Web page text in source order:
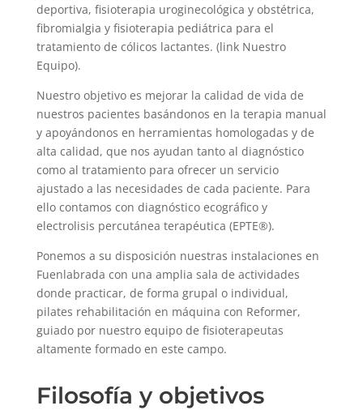
deportiva, fisioterapia uroginecológica y obstétrica,
fibromialgia y fisioterapia pediátrica para el
tratamiento de cólicos lactantes. (link Nuestro
Equipo).
Nuestro objetivo es mejorar la calidad de vida de
nuestros pacientes basándonos en la terapia manual
y apoyándonos en herramientas homologadas y de
alta calidad, que nos ayudan tanto al diagnóstico
como al tratamiento para ofrecer un servicio
ajustado a las necesidades de cada paciente. Para
ello contamos con diagnóstico ecográfico y
electrolisis percutánea terapéutica (EPTE®).
Ponemos a su disposición nuestras instalaciones en
Fuenlabrada con una amplia sala de actividades
donde practicar, de forma grupal o individual,
pilates rehabilitación en máquina con Reformer,
guiado por nuestro equipo de fisioterapeutas
altamente formado en este campo.
Filosofía y objetivos